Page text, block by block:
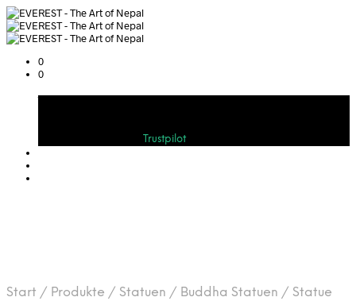
0
0
Trustpilot
Start / Produkte / Statuen / Buddha Statuen / Statue